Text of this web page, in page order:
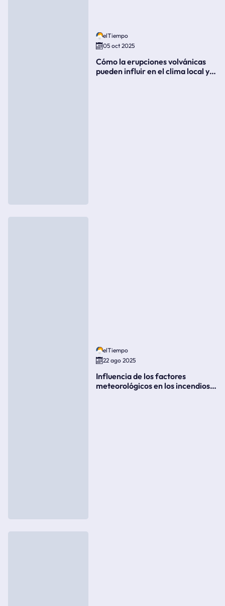
elTiempo
05 oct 2025
Cómo la erupciones volvánicas
pueden influir en el clima local y
elTiempo
22 ago 2025
Influencia de los factores
meteorológicos en los incendios